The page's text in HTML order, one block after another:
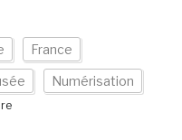
France
Numérisation